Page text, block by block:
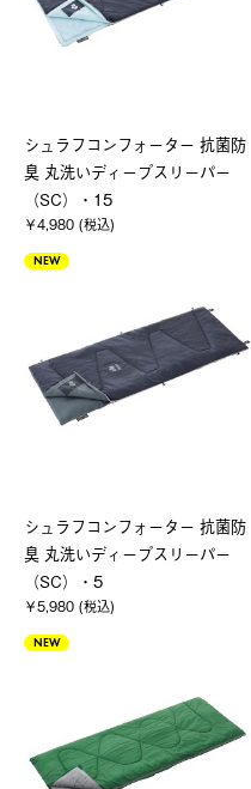
シュラフコンフォーター 抗菌防
臭 丸洗いディープスリーパー
（SC）・15
￥4,980 (税込)
NEW
シュラフコンフォーター 抗菌防
臭 丸洗いディープスリーパー
（SC）・5
￥5,980 (税込)
NEW